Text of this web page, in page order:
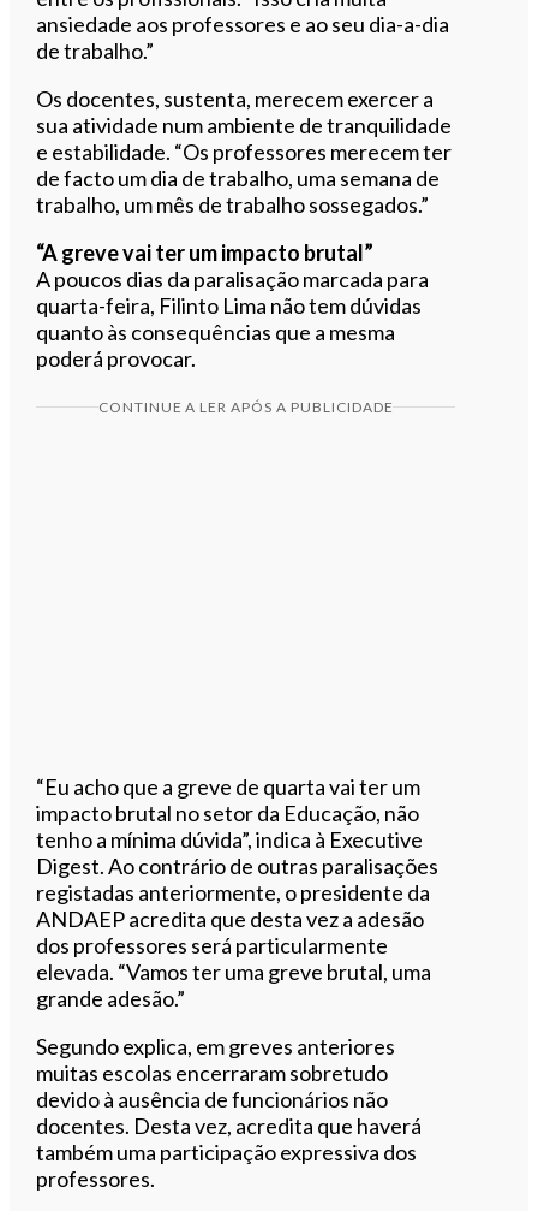
ansiedade aos professores e ao seu dia-a-dia
de trabalho.”
Os docentes, sustenta, merecem exercer a
sua atividade num ambiente de tranquilidade
e estabilidade. “Os professores merecem ter
de facto um dia de trabalho, uma semana de
trabalho, um mês de trabalho sossegados.”
“A greve vai ter um impacto brutal”
A poucos dias da paralisação marcada para
quarta-feira, Filinto Lima não tem dúvidas
quanto às consequências que a mesma
poderá provocar.
CONTINUE A LER APÓS A PUBLICIDADE
“Eu acho que a greve de quarta vai ter um
impacto brutal no setor da Educação, não
tenho a mínima dúvida”, indica à Executive
Digest. Ao contrário de outras paralisações
registadas anteriormente, o presidente da
ANDAEP acredita que desta vez a adesão
dos professores será particularmente
elevada. “Vamos ter uma greve brutal, uma
grande adesão.”
Segundo explica, em greves anteriores
muitas escolas encerraram sobretudo
devido à ausência de funcionários não
docentes. Desta vez, acredita que haverá
também uma participação expressiva dos
professores.